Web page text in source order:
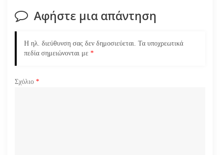
η
ά
θ
Αφήστε μια απάντηση
Η ηλ. διεύθυνση σας δεν δημοσιεύεται. Τα υποχρεωτικά
πεδία σημειώνονται με *
Σχόλιο *